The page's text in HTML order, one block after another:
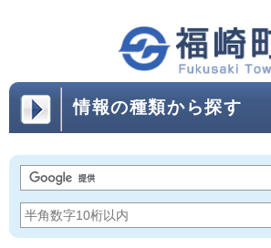
情報の種類から探す